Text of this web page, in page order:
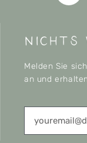
nichts
Melden Sie
an und